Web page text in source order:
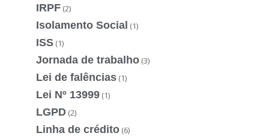
IRPF (2)
Isolamento Social (1)
ISS (1)
Jornada de trabalho (3)
Lei de falências (1)
Lei Nº 13999 (1)
LGPD (2)
Linha de crédito (6)